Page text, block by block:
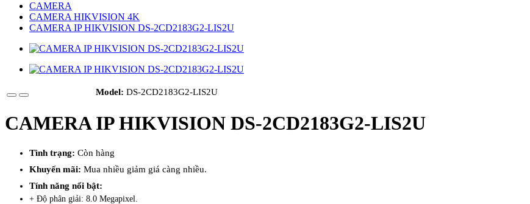
CAMERA
CAMERA HIKVISION 4K
CAMERA IP HIKVISION DS-2CD2183G2-LIS2U
Model: DS-2CD2183G2-LIS2U
CAMERA IP HIKVISION DS-2CD2183G2-LIS2U
Tình trạng: Còn hàng
Khuyến mãi: Mua nhiều giảm giá càng nhiều.
Tính năng nổi bật:
+ Độ phân giải: 8.0 Megapixel.